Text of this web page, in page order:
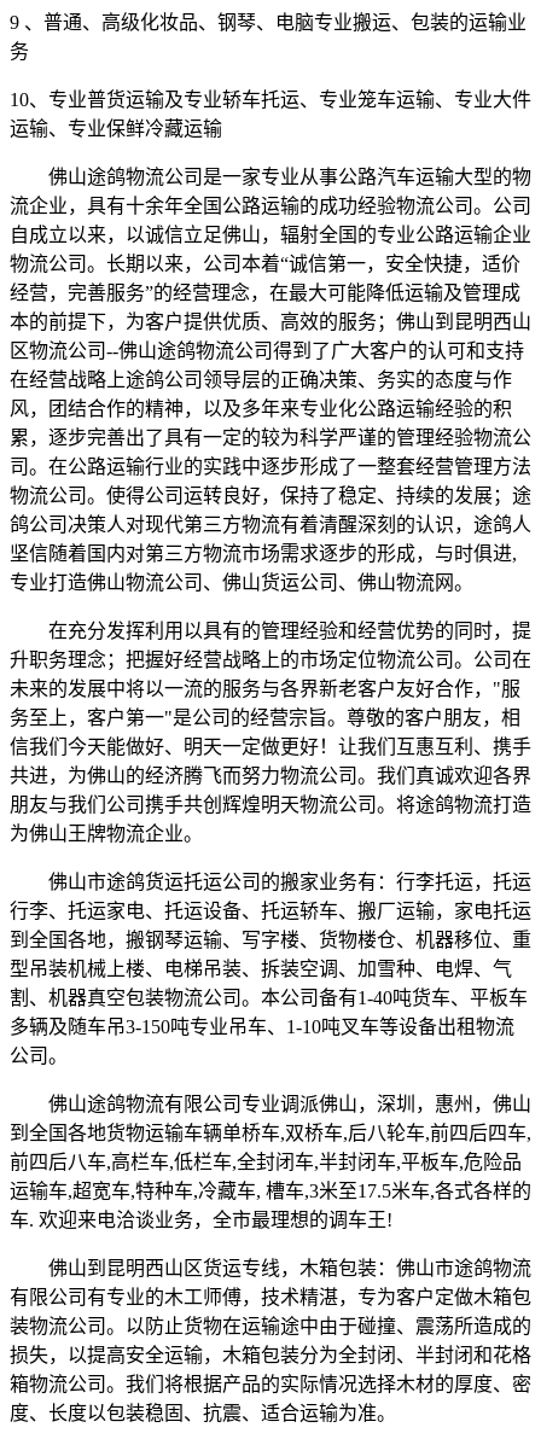
9 、普通、高级化妆品、钢琴、电脑专业搬运、包装的运输业
务
10、专业普货运输及专业轿车托运、专业笼车运输、专业大件
运输、专业保鲜冷藏运输
佛山途鸽物流公司是一家专业从事公路汽车运输大型的物
流企业，具有十余年全国公路运输的成功经验物流公司。公司
自成立以来，以诚信立足佛山，辐射全国的专业公路运输企业
物流公司。长期以来，公司本着“诚信第一，安全快捷，适价
经营，完善服务”的经营理念，在最大可能降低运输及管理成
本的前提下，为客户提供优质、高效的服务；佛山到昆明西山
区物流公司--佛山途鸽物流公司得到了广大客户的认可和支持
在经营战略上途鸽公司领导层的正确决策、务实的态度与作
风，团结合作的精神，以及多年来专业化公路运输经验的积
累，逐步完善出了具有一定的较为科学严谨的管理经验物流公
司。在公路运输行业的实践中逐步形成了一整套经营管理方法
物流公司。使得公司运转良好，保持了稳定、持续的发展；途
鸽公司决策人对现代第三方物流有着清醒深刻的认识，途鸽人
坚信随着国内对第三方物流市场需求逐步的形成，与时俱进,
专业打造佛山物流公司、佛山货运公司、佛山物流网。
在充分发挥利用以具有的管理经验和经营优势的同时，提
升职务理念；把握好经营战略上的市场定位物流公司。公司在
未来的发展中将以一流的服务与各界新老客户友好合作，"服
务至上，客户第一"是公司的经营宗旨。尊敬的客户朋友，相
信我们今天能做好、明天一定做更好！让我们互惠互利、携手
共进，为佛山的经济腾飞而努力物流公司。我们真诚欢迎各界
朋友与我们公司携手共创辉煌明天物流公司。将途鸽物流打造
为佛山王牌物流企业。
佛山市途鸽货运托运公司的搬家业务有：行李托运，托运
行李、托运家电、托运设备、托运轿车、搬厂运输，家电托运
到全国各地，搬钢琴运输、写字楼、货物楼仓、机器移位、重
型吊装机械上楼、电梯吊装、拆装空调、加雪种、电焊、气
割、机器真空包装物流公司。本公司备有1-40吨货车、平板车
多辆及随车吊3-150吨专业吊车、1-10吨叉车等设备出租物流
公司。
佛山途鸽物流有限公司专业调派佛山，深圳，惠州，佛山
到全国各地货物运输车辆单桥车,双桥车,后八轮车,前四后四车,
前四后八车,高栏车,低栏车,全封闭车,半封闭车,平板车,危险品
运输车,超宽车,特种车,冷藏车, 槽车,3米至17.5米车,各式各样的
车. 欢迎来电洽谈业务，全市最理想的调车王!
佛山到昆明西山区货运专线，木箱包装：佛山市途鸽物流
有限公司有专业的木工师傅，技术精湛，专为客户定做木箱包
装物流公司。以防止货物在运输途中由于碰撞、震荡所造成的
损失，以提高安全运输，木箱包装分为全封闭、半封闭和花格
箱物流公司。我们将根据产品的实际情况选择木材的厚度、密
度、长度以包装稳固、抗震、适合运输为准。